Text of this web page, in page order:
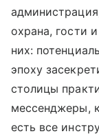
охрана, гости
них:
эпоху
столицы
мессенджеры,
есть все